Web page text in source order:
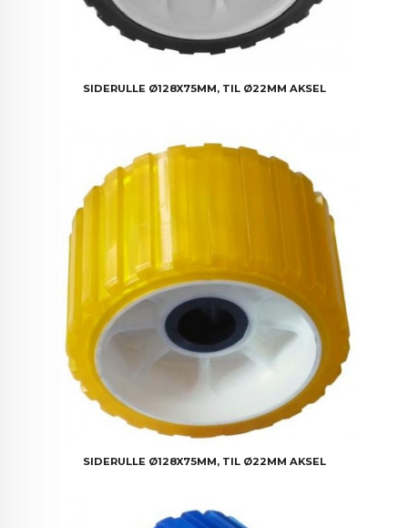
SIDERULLE Ø128X75MM, TIL Ø22MM AKSEL
SIDERULLE Ø128X75MM, TIL Ø22MM AKSEL